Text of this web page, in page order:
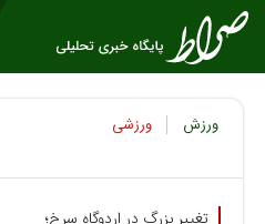
ورزش ورزشی